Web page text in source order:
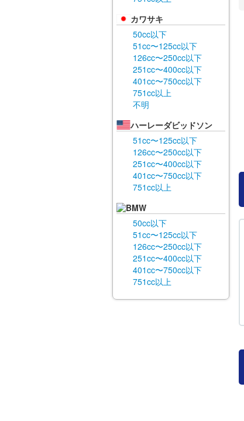
カワサキ
50cc以下
51cc〜125cc以下
126cc〜250cc以下
251cc〜400cc以下
401cc〜750cc以下
751cc以上
不明
ハーレーダビッドソン
51cc〜125cc以下
126cc〜250cc以下
251cc〜400cc以下
401cc〜750cc以下
751cc以上
BMW
50cc以下
51cc〜125cc以下
126cc〜250cc以下
251cc〜400cc以下
401cc〜750cc以下
751cc以上